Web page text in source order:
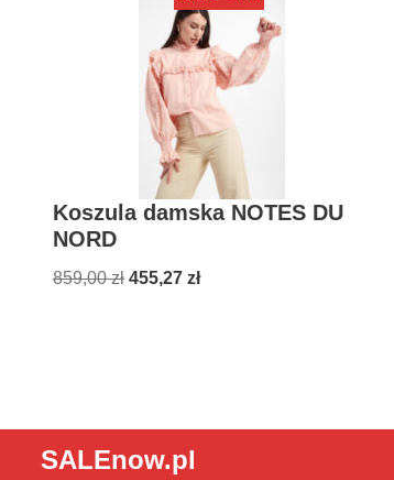
Koszula damska NOTES DU
NORD
859,00zł 455,27 zł
SALEnow.pl